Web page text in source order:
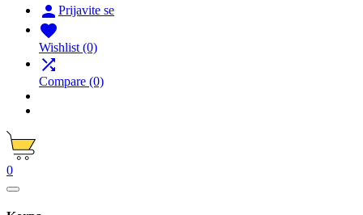
 Prijavite se

Wishlist (0)

Compare (0)
0